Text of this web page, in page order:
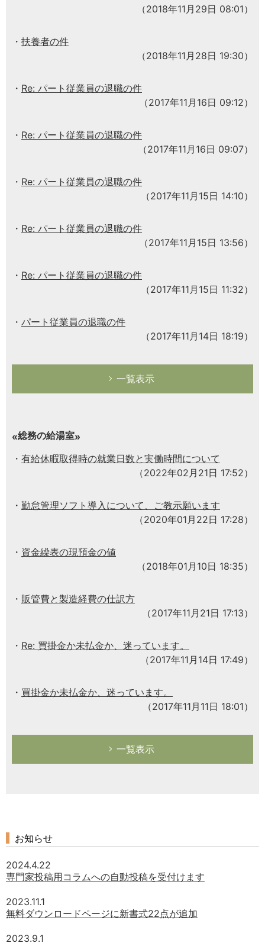
（2018年11月29日 08:01）
扶養者の件
（2018年11月28日 19:30）
Re: パート従業員の退職の件
（2017年11月16日 09:12）
Re: パート従業員の退職の件
（2017年11月16日 09:07）
Re: パート従業員の退職の件
（2017年11月15日 14:10）
Re: パート従業員の退職の件
（2017年11月15日 13:56）
Re: パート従業員の退職の件
（2017年11月15日 11:32）
パート従業員の退職の件
（2017年11月14日 18:19）
一覧表示
総務の給湯室
有給休暇取得時の就業日数と実働時間について
（2022年02月21日 17:52）
勤怠管理ソフト導入について、ご教示願います
（2020年01月22日 17:28）
資金繰表の現預金の値
（2018年01月10日 18:35）
販管費と製造経費の仕訳方
（2017年11月21日 17:13）
Re: 買掛金か未払金か、迷っています。
（2017年11月14日 17:49）
買掛金か未払金か、迷っています。
（2017年11月11日 18:01）
一覧表示
お知らせ
2024.4.22
専門家投稿用コラムへの自動投稿を受付けます
2023.11.1
無料ダウンロードページに新書式22点が追加
2023.9.1